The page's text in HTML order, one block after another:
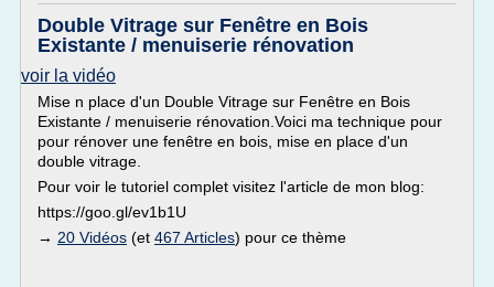
Double Vitrage sur Fenêtre en Bois
Existante / menuiserie rénovation
voir la vidéo
Mise n place d'un Double Vitrage sur Fenêtre en Bois
Existante / menuiserie rénovation.Voici ma technique pour
pour rénover une fenêtre en bois, mise en place d'un
double vitrage.
Pour voir le tutoriel complet visitez l'article de mon blog:
https://goo.gl/ev1b1U
→ 20 Vidéos (et 467 Articles) pour ce thème